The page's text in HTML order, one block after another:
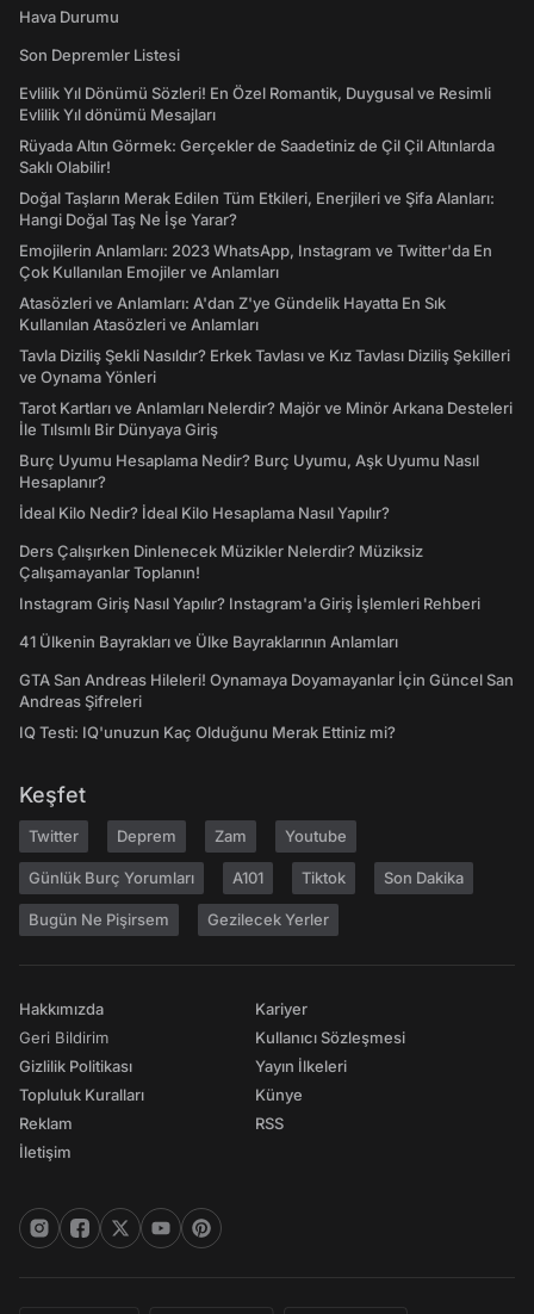
Hava Durumu
Son Depremler Listesi
Evlilik Yıl Dönümü Sözleri! En Özel Romantik, Duygusal ve Resimli
Evlilik Yıl dönümü Mesajları
Rüyada Altın Görmek: Gerçekler de Saadetiniz de Çil Çil Altınlarda
Saklı Olabilir!
Doğal Taşların Merak Edilen Tüm Etkileri, Enerjileri ve Şifa Alanları:
Hangi Doğal Taş Ne İşe Yarar?
Emojilerin Anlamları: 2023 WhatsApp, Instagram ve Twitter'da En
Çok Kullanılan Emojiler ve Anlamları
Atasözleri ve Anlamları: A'dan Z'ye Gündelik Hayatta En Sık
Kullanılan Atasözleri ve Anlamları
Tavla Diziliş Şekli Nasıldır? Erkek Tavlası ve Kız Tavlası Diziliş Şekilleri
ve Oynama Yönleri
Tarot Kartları ve Anlamları Nelerdir? Majör ve Minör Arkana Desteleri
İle Tılsımlı Bir Dünyaya Giriş
Burç Uyumu Hesaplama Nedir? Burç Uyumu, Aşk Uyumu Nasıl
Hesaplanır?
İdeal Kilo Nedir? İdeal Kilo Hesaplama Nasıl Yapılır?
Ders Çalışırken Dinlenecek Müzikler Nelerdir? Müziksiz
Çalışamayanlar Toplanın!
Instagram Giriş Nasıl Yapılır? Instagram'a Giriş İşlemleri Rehberi
41 Ülkenin Bayrakları ve Ülke Bayraklarının Anlamları
GTA San Andreas Hileleri! Oynamaya Doyamayanlar İçin Güncel San
Andreas Şifreleri
IQ Testi: IQ'unuzun Kaç Olduğunu Merak Ettiniz mi?
Keşfet
Twitter Deprem Zam Youtube
Günlük Burç Yorumları A101 Tiktok Son Dakika
Bugün Ne Pişirsem Gezilecek Yerler
Hakkımızda
Geri Bildirim
Gizlilik Politikası
Topluluk Kuralları
Reklam
İletişim
Kariyer
Kullanıcı Sözleşmesi
Yayın İlkeleri
Künye
RSS